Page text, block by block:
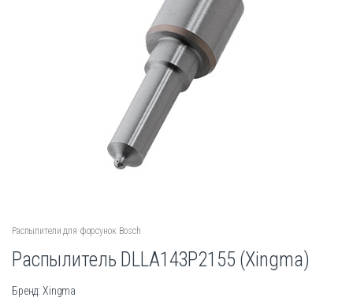
Распылители для форсунок Bosch
Распылитель DLLA143P2155 (Xingma)
Бренд: Xingma